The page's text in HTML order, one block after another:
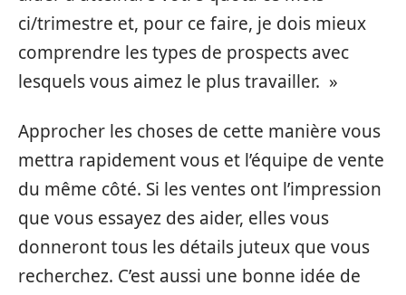
ci/trimestre et, pour ce faire, je dois mieux
comprendre les types de prospects avec
lesquels vous aimez le plus travailler. »
Approcher les choses de cette manière vous
mettra rapidement vous et l’équipe de vente
du même côté. Si les ventes ont l’impression
que vous essayez des aider, elles vous
donneront tous les détails juteux que vous
recherchez. C’est aussi une bonne idée de